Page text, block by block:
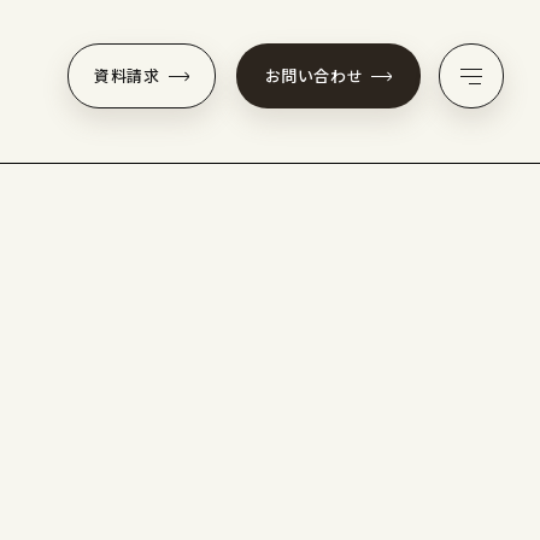
資料請求 お問い合わせ